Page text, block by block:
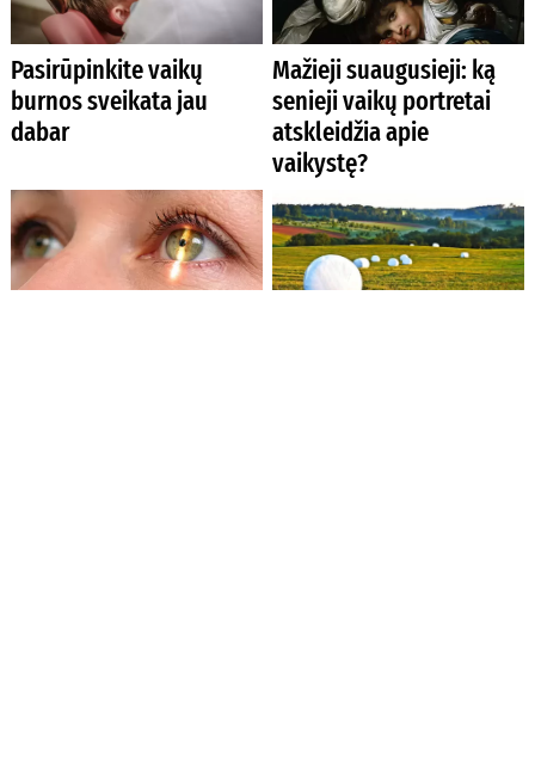
Pasirūpinkite vaikų
burnos sveikata jau
dabar
Mažieji suaugusieji: ką
senieji vaikų portretai
atskleidžia apie
vaikystę?